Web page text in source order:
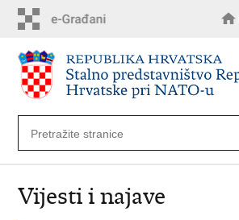
sadržaj
Vijesti i najave